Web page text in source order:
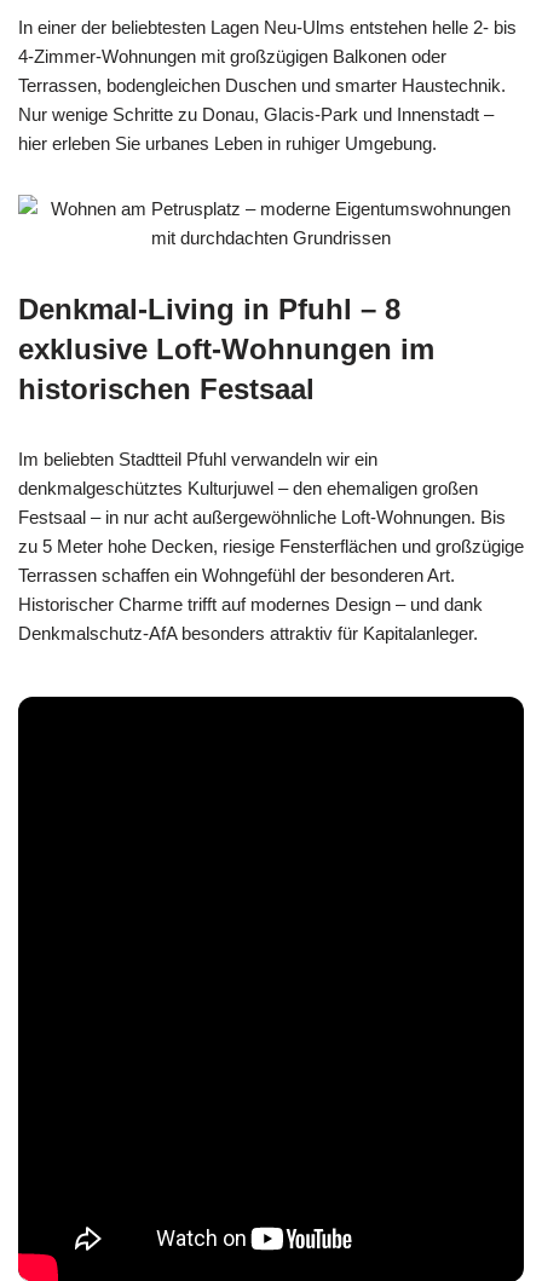
In einer der beliebtesten Lagen Neu-Ulms entstehen helle 2- bis
4-Zimmer-Wohnungen mit großzügigen Balkonen oder
Terrassen, bodengleichen Duschen und smarter Haustechnik.
Nur wenige Schritte zu Donau, Glacis-Park und Innenstadt –
hier erleben Sie urbanes Leben in ruhiger Umgebung.
Denkmal-Living in Pfuhl – 8
exklusive Loft-Wohnungen im
historischen Festsaal
Im beliebten Stadtteil Pfuhl verwandeln wir ein
denkmalgeschütztes Kulturjuwel – den ehemaligen großen
Festsaal – in nur acht außergewöhnliche Loft-Wohnungen. Bis
zu 5 Meter hohe Decken, riesige Fensterflächen und großzügige
Terrassen schaffen ein Wohngefühl der besonderen Art.
Historischer Charme trifft auf modernes Design – und dank
Denkmalschutz-AfA besonders attraktiv für Kapitalanleger.